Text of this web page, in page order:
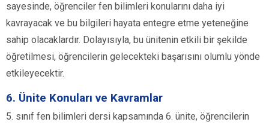
sayesinde, öğrenciler fen bilimleri konularını daha iyi
kavrayacak ve bu bilgileri hayata entegre etme yeteneğine
sahip olacaklardır. Dolayısıyla, bu ünitenin etkili bir şekilde
öğretilmesi, öğrencilerin gelecekteki başarısını olumlu yönde
etkileyecektir.
6. Ünite Konuları ve Kavramlar
5. sınıf fen bilimleri dersi kapsamında 6. ünite, öğrencilerin